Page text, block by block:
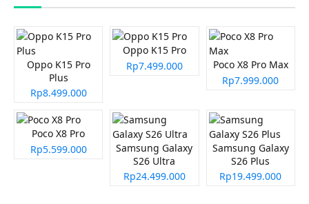
Oppo K15 Pro
Plus
Rp8.499.000
Oppo K15 Pro
Rp7.499.000
Poco X8 Pro Max
Rp7.999.000
Poco X8 Pro
Rp5.599.000
Samsung Galaxy
S26 Ultra
Rp24.499.000
Samsung Galaxy
S26 Plus
Rp19.499.000